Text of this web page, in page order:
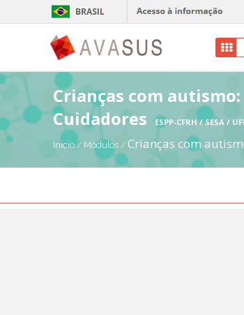
Crianças com
Cuidadores
ESPP-CFRH / SESA /
Início / Módulos/ Crianças com